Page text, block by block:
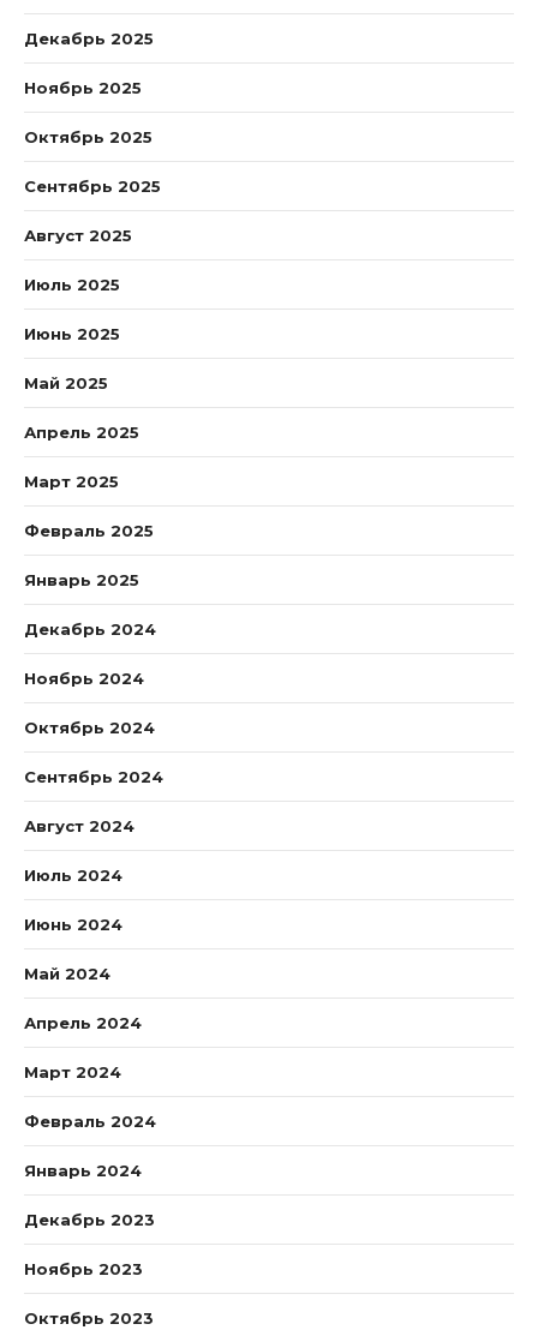
Декабрь 2025
Ноябрь 2025
Октябрь 2025
Сентябрь 2025
Август 2025
Июль 2025
Июнь 2025
Май 2025
Апрель 2025
Март 2025
Февраль 2025
Январь 2025
Декабрь 2024
Ноябрь 2024
Октябрь 2024
Сентябрь 2024
Август 2024
Июль 2024
Июнь 2024
Май 2024
Апрель 2024
Март 2024
Февраль 2024
Январь 2024
Декабрь 2023
Ноябрь 2023
Октябрь 2023